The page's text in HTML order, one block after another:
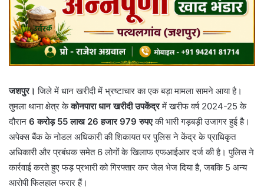
जशपुर। जिले में धान खरीदी में भ्रष्टाचार का एक बड़ा मामला सामने आया है।
तुमला थाना क्षेत्र केकोनपारा धान खरीदी उपकेंद्रमें खरीफ वर्ष 2024-25 के
दौरान 6 करोड़ 55 लाख 26 हजार 979 रुपएकी भारी गड़बड़ी उजागर हुई है।
अपेक्स बैंक के नोडल अधिकारी की शिकायत पर पुलिस ने केंद्र के प्राधिकृत
अधिकारी और प्रबंधक समेत 6 लोगों के खिलाफ एफआईआर दर्ज की है। पुलिस ने
कार्रवाई करते हुए फड़ प्रभारी को गिरफ्तार कर जेल भेज दिया है, जबकि 5 अन्य
आरोपी फिलहाल फरार हैं।